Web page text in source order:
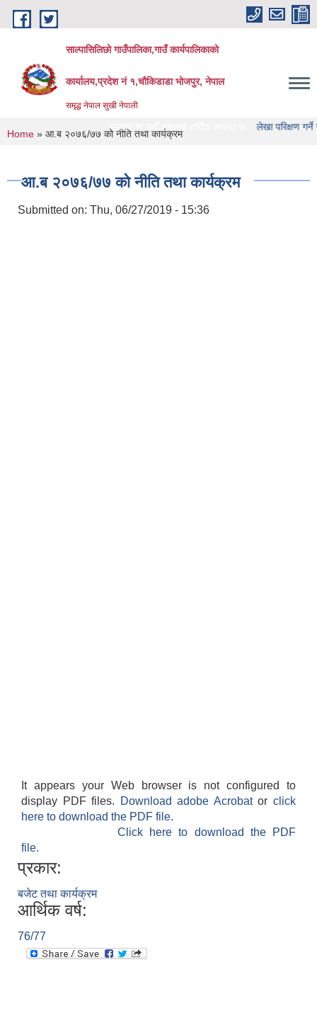
Skip to main content
साल्पासिलिछो गाउँपालिका,गाउँ कार्यपालिकाको
कार्यालय,प्रदेश नं १,चौकिडाडा भोजपुर, नेपाल
समृद्ध नेपाल सुखी नेपाली
गाउँपालिका को वेभसाइट मा यहाँ हरुलाई हार्दिक स्वागत छ लेखा परिक्षण गर्ने संस्था हरु
You are here
Home » आ.ब २०७६/७७ को नीति तथा कार्यक्रम
आ.ब २०७६/७७ को नीति तथा कार्यक्रम
Submitted on: Thu, 06/27/2019 - 15:36
It appears your Web browser is not configured to
display PDF files.
Download adobe Acrobatorclick
here to download the PDF file.
Click here to download the PDF
file.
प्रकार:
बजेट तथा कार्यक्रम
आर्थिक वर्ष:
76/77